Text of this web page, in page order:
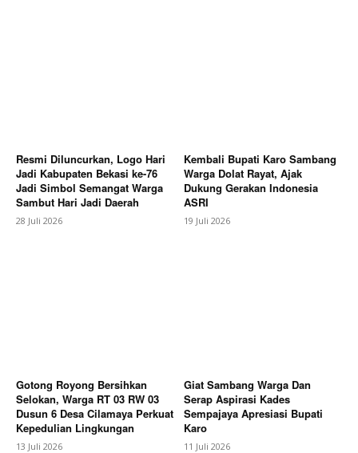
Resmi Diluncurkan, Logo Hari
Jadi Kabupaten Bekasi ke-76
Jadi Simbol Semangat Warga
Sambut Hari Jadi Daerah
28 Juli 2026
Kembali Bupati Karo Sambang
Warga Dolat Rayat, Ajak
Dukung Gerakan Indonesia
ASRI
19 Juli 2026
Gotong Royong Bersihkan
Selokan, Warga RT 03 RW 03
Dusun 6 Desa Cilamaya Perkuat
Kepedulian Lingkungan
13 Juli 2026
Giat Sambang Warga Dan
Serap Aspirasi Kades
Sempajaya Apresiasi Bupati
Karo
11 Juli 2026